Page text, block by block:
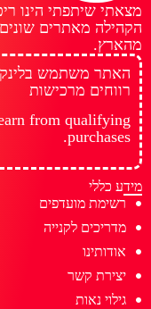
מצאתי שיתפתי הינו
הקהילה מאתרים
מהארץ.
האתר משתמש
רווחים מרכישות
from qualifying
purchases.
מידע כללי
רשימת מועדפים
מדריכים לקנייה
אודותינו
יצירת קשר
גילוי נאות